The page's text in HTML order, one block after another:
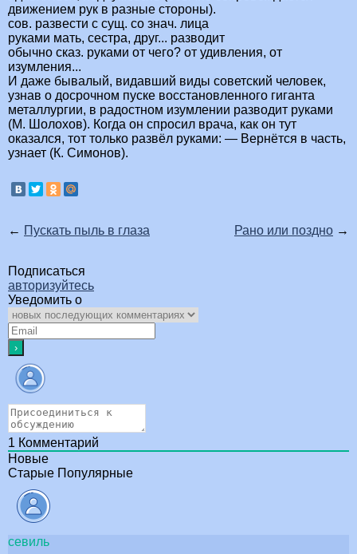
движением рук в разные стороны).
сов. развести с сущ. со знач. лица
руками мать, сестра, друг... разводит
обычно сказ. руками от чего? от удивления, от
изумления...
И даже бывалый, видавший виды советский человек,
узнав о досрочном пуске восстановленного гиганта
металлургии, в радостном изумлении разводит руками
(М. Шолохов). Когда он спросил врача, как он тут
оказался, тот только развёл руками: — Вернётся в часть,
узнает (К. Симонов).
← Пускать пыль в глаза Рано или поздно →
Подписаться
авторизуйтесь
Уведомить о
1 Комментарий
Новые
Старые Популярные
севиль